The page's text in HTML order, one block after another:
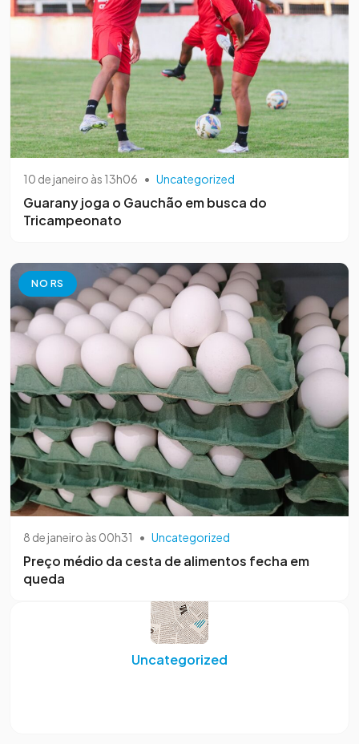
10 de janeiro às 13h06 • Uncategorized
Guarany joga o Gauchão em busca do
Tricampeonato
NO RS
8 de janeiro às 00h31 • Uncategorized
Preço médio da cesta de alimentos fecha em
queda
Uncategorized